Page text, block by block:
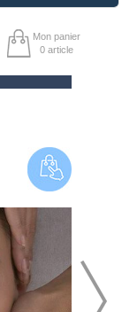
Mon panier
0 article